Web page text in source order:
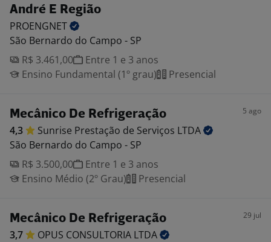
André E Região
PROENGNET
São Bernardo do Campo - SP
R$ 3.461,00
Entre 1 e 3 anos
Ensino Fundamental (1º grau)
Presencial
Mecânico De Refrigeração 5 ago
4,3 Sunrise Prestação de Serviços LTDA
São Bernardo do Campo - SP
R$ 3.500,00
Entre 1 e 3 anos
Ensino Médio (2º Grau)
Presencial
Mecânico De Refrigeração 29 jul
3,7 OPUS CONSULTORIA LTDA